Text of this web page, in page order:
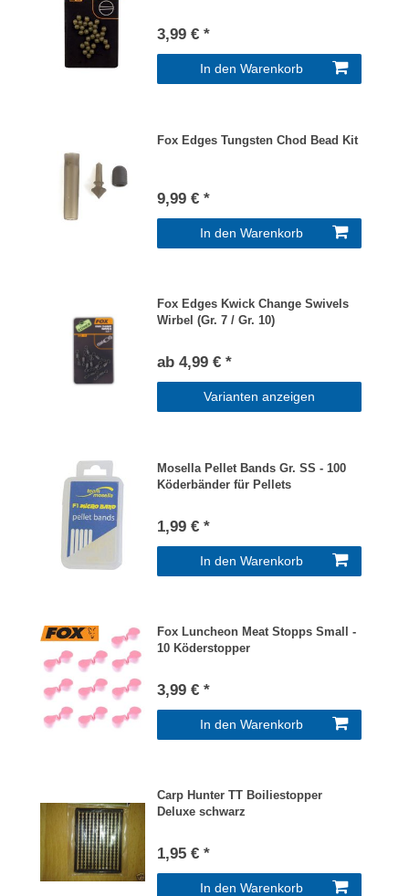
3,99 € *
In den Warenkorb
Fox Edges Tungsten Chod Bead Kit
9,99 € *
In den Warenkorb
Fox Edges Kwick Change Swivels
Wirbel (Gr. 7 / Gr. 10)
ab 4,99 € *
Varianten anzeigen
Mosella Pellet Bands Gr. SS - 100
Köderbänder für Pellets
1,99 € *
In den Warenkorb
Fox Luncheon Meat Stopps Small -
10 Köderstopper
3,99 € *
In den Warenkorb
Carp Hunter TT Boiliestopper
Deluxe schwarz
1,95 € *
In den Warenkorb